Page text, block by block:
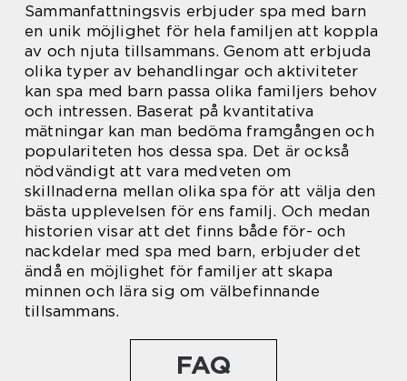
Sammanfattningsvis erbjuder spa med barn
en unik möjlighet för hela familjen att koppla
av och njuta tillsammans. Genom att erbjuda
olika typer av behandlingar och aktiviteter
kan spa med barn passa olika familjers behov
och intressen. Baserat på kvantitativa
mätningar kan man bedöma framgången och
populariteten hos dessa spa. Det är också
nödvändigt att vara medveten om
skillnaderna mellan olika spa för att välja den
bästa upplevelsen för ens familj. Och medan
historien visar att det finns både för- och
nackdelar med spa med barn, erbjuder det
ändå en möjlighet för familjer att skapa
minnen och lära sig om välbefinnande
tillsammans.
FAQ